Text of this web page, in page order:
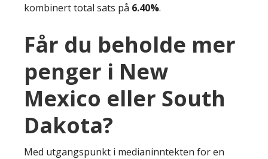
kombinert total sats på 6.40%.
Får du beholde mer
penger i New
Mexico eller South
Dakota?
Med utgangspunkt i medianinntekten for en